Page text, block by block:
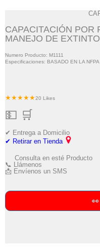
CAPACITACIÓN POR
MANEJO DE
Numero Producto: M1111
Especificaciones: BASADO EN LA
★★★★★20 Likes
💵 🛒
✔ Entrega a Domicilio
✔ Retirar en Tienda
Consulta en esté Producto
📞 Llámenos
📩 Envíenos un SMS